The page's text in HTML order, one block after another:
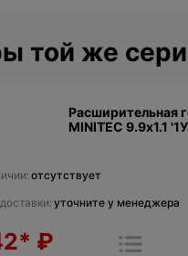
той же
Расширительная
MINITEC 9.9х1.1 '1У
отсутствует
уточните у менеджера
₽